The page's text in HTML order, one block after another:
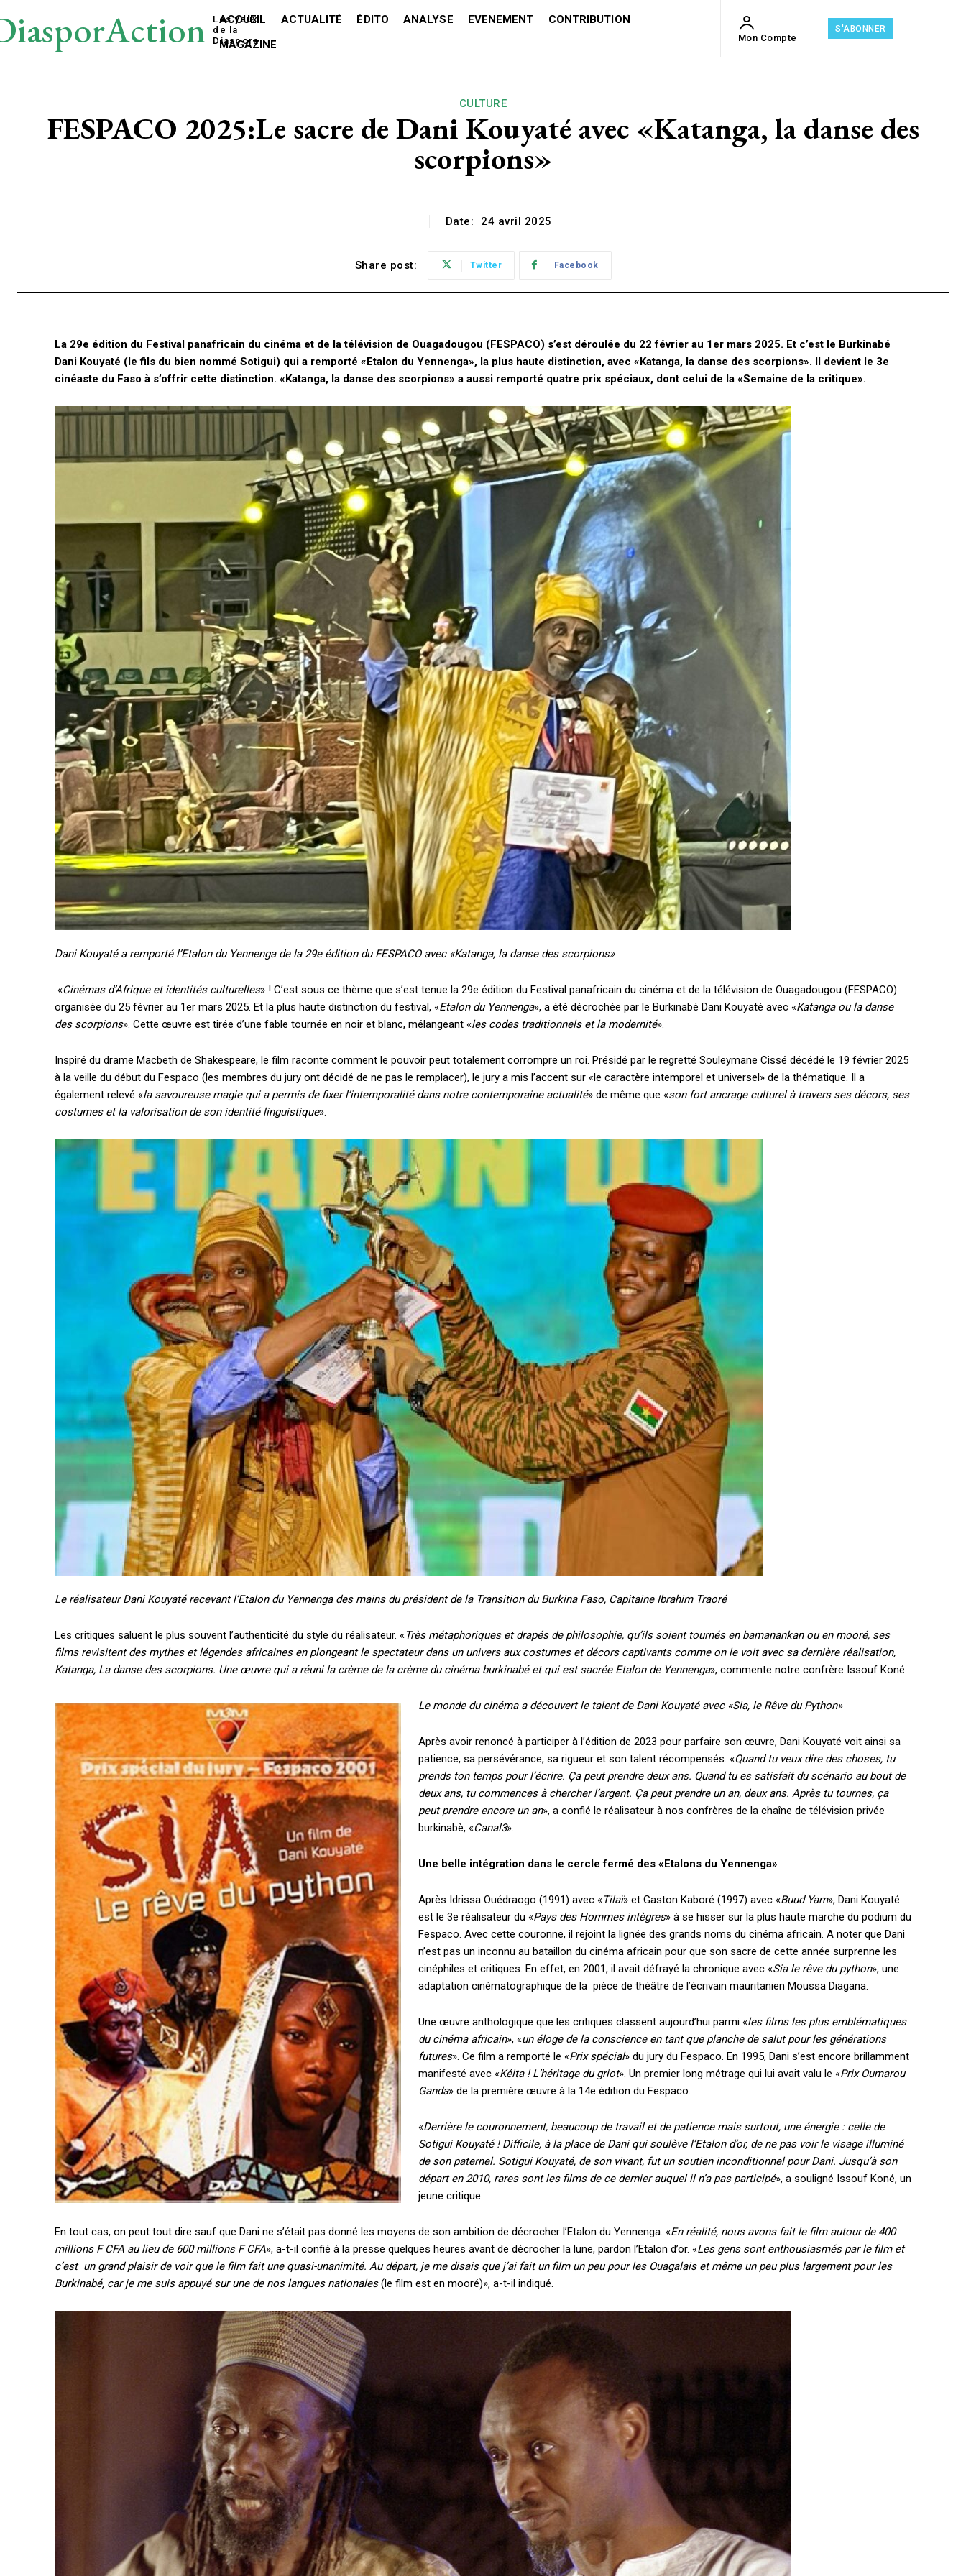
Plans d'abonnement
Accès gratuit
Gratuit /accès limité
Quelques articles
Annonces
Tous les articles
CHOISIR LE FORFAIT
Accès complet
$22 / anplaceholder text
Le magazine
Tous les articles
Annonces
ANNUEL MENSUEL
CHOISIR LE FORFAIT
Les yeux
de la
Diaspora
ACCUEIL ACTUALITÉ ÉDITO ANALYSE EVENEMENT
CONTRIBUTION
MAGAZINE
Mon Compte
S'ABONNER
CULTURE
FESPACO 2025:Le sacre de Dani Kouyaté avec «Katanga, la danse des
scorpions»
Date: 24 avril 2025
Share post: Twitter Facebook
La 29e édition du Festival panafricain du cinéma et de la télévision de Ouagadougou (FESPACO) s’est déroulée du 22 février au 1er mars 2025. Et c’est le Burkinabé
Dani Kouyaté (le fils du bien nommé Sotigui) qui a remporté «Etalon du Yennenga», la plus haute distinction, avec «Katanga, la danse des scorpions». Il devient le 3e
cinéaste du Faso à s’offrir cette distinction. «Katanga, la danse des scorpions» a aussi remporté quatre prix spéciaux, dont celui de la «Semaine de la critique».
Dani Kouyaté a remporté l’Etalon du Yennenga de la 29e édition du FESPACO avec «Katanga, la danse des scorpions»
«Cinémas d’Afrique et identités culturelles» ! C’est sous ce thème que s’est tenue la 29e édition du Festival panafricain du cinéma et de la télévision de Ouagadougou (FESPACO)
organisée du 25 février au 1er mars 2025. Et la plus haute distinction du festival, «Etalon du Yennenga», a été décrochée par le Burkinabé Dani Kouyaté avec «Katanga ou la danse
des scorpions». Cette œuvre est tirée d’une fable tournée en noir et blanc, mélangeant «les codes traditionnels et la modernité».
Inspiré du drame Macbeth de Shakespeare, le film raconte comment le pouvoir peut totalement corrompre un roi. Présidé par le regretté Souleymane Cissé décédé le 19 février 2025
à la veille du début du Fespaco (les membres du jury ont décidé de ne pas le remplacer), le jury a mis l’accent sur «le caractère intemporel et universel» de la thématique. Il a
également relevé «la savoureuse magie qui a permis de fixer l’intemporalité dans notre contemporaine actualité» de même que «son fort ancrage culturel à travers ses décors, ses
costumes et la valorisation de son identité linguistique».
Le réalisateur Dani Kouyaté recevant l’Etalon du Yennenga des mains du président de la Transition du Burkina Faso, Capitaine Ibrahim Traoré
Les critiques saluent le plus souvent l’authenticité du style du réalisateur. «Très métaphoriques et drapés de philosophie, qu’ils soient tournés en bamanankan ou en mooré, ses
films revisitent des mythes et légendes africaines en plongeant le spectateur dans un univers aux costumes et décors captivants comme on le voit avec sa dernière réalisation,
Katanga, La danse des scorpions. Une œuvre qui a réuni la crème de la crème du cinéma burkinabé et qui est sacrée Etalon de Yennenga», commente notre confrère Issouf Koné.
Le monde du cinéma a découvert le talent de Dani Kouyaté avec «Sia, le Rêve du Python»
Après avoir renoncé à participer à l’édition de 2023 pour parfaire son œuvre, Dani Kouyaté voit ainsi sa
patience, sa persévérance, sa rigueur et son talent récompensés. «Quand tu veux dire des choses, tu
prends ton temps pour l’écrire. Ça peut prendre deux ans. Quand tu es satisfait du scénario au bout de
deux ans, tu commences à chercher l’argent. Ça peut prendre un an, deux ans. Après tu tournes, ça
peut prendre encore un an», a confié le réalisateur à nos confrères de la chaîne de télévision privée
burkinabè, «Canal3».
Une belle intégration dans le cercle fermé des «Etalons du Yennenga»
Après Idrissa Ouédraogo (1991) avec «Tilaï» et Gaston Kaboré (1997) avec «Buud Yam», Dani Kouyaté
est le 3e réalisateur du «Pays des Hommes intègres» à se hisser sur la plus haute marche du podium du
Fespaco. Avec cette couronne, il rejoint la lignée des grands noms du cinéma africain. A noter que Dani
n’est pas un inconnu au bataillon du cinéma africain pour que son sacre de cette année surprenne les
cinéphiles et critiques. En effet, en 2001, il avait défrayé la chronique avec «Sia le rêve du python», une
adaptation cinématographique de la pièce de théâtre de l’écrivain mauritanien Moussa Diagana.
Une œuvre anthologique que les critiques classent aujourd’hui parmi «les films les plus emblématiques
du cinéma africain», «un éloge de la conscience en tant que planche de salut pour les générations
futures». Ce film a remporté le «Prix spécial» du jury du Fespaco. En 1995, Dani s’est encore brillamment
manifesté avec «Kéita ! L’héritage du griot». Un premier long métrage qui lui avait valu le «Prix Oumarou
Ganda» de la première œuvre à la 14e édition du Fespaco.
«Derrière le couronnement, beaucoup de travail et de patience mais surtout, une énergie : celle de
Sotigui Kouyaté ! Difficile, à la place de Dani qui soulève l’Etalon d’or, de ne pas voir le visage illuminé
de son paternel. Sotigui Kouyaté, de son vivant, fut un soutien inconditionnel pour Dani. Jusqu’à son
départ en 2010, rares sont les films de ce dernier auquel il n’a pas participé», a souligné Issouf Koné, un
jeune critique.
En tout cas, on peut tout dire sauf que Dani ne s’était pas donné les moyens de son ambition de décrocher l’Etalon du Yennenga. «En réalité, nous avons fait le film autour de 400
millions F CFA au lieu de 600 millions F CFA», a-t-il confié à la presse quelques heures avant de décrocher la lune, pardon l’Etalon d’or. «Les gens sont enthousiasmés par le film et
c’est un grand plaisir de voir que le film fait une quasi-unanimité. Au départ, je me disais que j’ai fait un film un peu pour les Ouagalais et même un peu plus largement pour les
Burkinabé, car je me suis appuyé sur une de nos langues nationales(le film est en mooré)», a-t-il indiqué.